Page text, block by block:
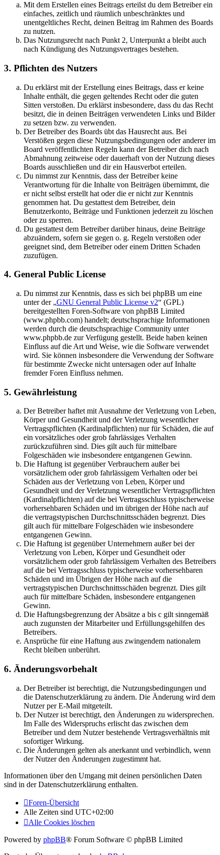
Mit dem Erstellen eines Beitrags erteilst du dem Betreiber ein
einfaches, zeitlich und räumlich unbeschränktes und
unentgeltliches Recht, deinen Beitrag im Rahmen des Boards
zu nutzen.
Das Nutzungsrecht nach Punkt 2, Unterpunkt a bleibt auch
nach Kündigung des Nutzungsvertrages bestehen.
3. Pflichten des Nutzers
Du erklärst mit der Erstellung eines Beitrags, dass er keine
Inhalte enthält, die gegen geltendes Recht oder die guten
Sitten verstoßen. Du erklärst insbesondere, dass du das Recht
besitzt, die in deinen Beiträgen verwendeten Links und Bilder
zu setzen bzw. zu verwenden.
Der Betreiber des Boards übt das Hausrecht aus. Bei
Verstößen gegen diese Nutzungsbedingungen oder anderer im
Board veröffentlichten Regeln kann der Betreiber dich nach
Abmahnung zeitweise oder dauerhaft von der Nutzung dieses
Boards ausschließen und dir ein Hausverbot erteilen.
Du nimmst zur Kenntnis, dass der Betreiber keine
Verantwortung für die Inhalte von Beiträgen übernimmt, die
er nicht selbst erstellt hat oder die er nicht zur Kenntnis
genommen hat. Du gestattest dem Betreiber, dein
Benutzerkonto, Beiträge und Funktionen jederzeit zu löschen
oder zu sperren.
Du gestattest dem Betreiber darüber hinaus, deine Beiträge
abzuändern, sofern sie gegen o. g. Regeln verstoßen oder
geeignet sind, dem Betreiber oder einem Dritten Schaden
zuzufügen.
4. General Public License
Du nimmst zur Kenntnis, dass es sich bei phpBB um eine
unter der „GNU General Public License v2“ (GPL)
bereitgestellten Foren-Software von phpBB Limited
(www.phpbb.com) handelt; deutschsprachige Informationen
werden durch die deutschsprachige Community unter
www.phpbb.de zur Verfügung gestellt. Beide haben keinen
Einfluss auf die Art und Weise, wie die Software verwendet
wird. Sie können insbesondere die Verwendung der Software
für bestimmte Zwecke nicht untersagen oder auf Inhalte
fremder Foren Einfluss nehmen.
5. Gewährleistung
Der Betreiber haftet mit Ausnahme der Verletzung von Leben,
Körper und Gesundheit und der Verletzung wesentlicher
Vertragspflichten (Kardinalpflichten) nur für Schäden, die auf
ein vorsätzliches oder grob fahrlässiges Verhalten
zurückzuführen sind. Dies gilt auch für mittelbare
Folgeschäden wie insbesondere entgangenen Gewinn.
Die Haftung ist gegenüber Verbrauchern außer bei
vorsätzlichem oder grob fahrlässigem Verhalten oder bei
Schäden aus der Verletzung von Leben, Körper und
Gesundheit und der Verletzung wesentlicher Vertragspflichten
(Kardinalpflichten) auf die bei Vertragsschluss typischerweise
vorhersehbaren Schäden und im übrigen der Höhe nach auf
die vertragstypischen Durchschnittsschäden begrenzt. Dies
gilt auch für mittelbare Folgeschäden wie insbesondere
entgangenen Gewinn.
Die Haftung ist gegenüber Unternehmern außer bei der
Verletzung von Leben, Körper und Gesundheit oder
vorsätzlichem oder grob fahrlässigem Verhalten des Betreibers
auf die bei Vertragsschluss typischerweise vorhersehbaren
Schäden und im Übrigen der Höhe nach auf die
vertragstypischen Durchschnittsschäden begrenzt. Dies gilt
auch für mittelbare Schäden, insbesondere entgangenen
Gewinn.
Die Haftungsbegrenzung der Absätze a bis c gilt sinngemäß
auch zugunsten der Mitarbeiter und Erfüllungsgehilfen des
Betreibers.
Ansprüche für eine Haftung aus zwingendem nationalem
Recht bleiben unberührt.
6. Änderungsvorbehalt
Der Betreiber ist berechtigt, die Nutzungsbedingungen und
die Datenschutzerklärung zu ändern. Die Änderung wird dem
Nutzer per E-Mail mitgeteilt.
Der Nutzer ist berechtigt, den Änderungen zu widersprechen.
Im Falle des Widerspruchs erlischt das zwischen dem
Betreiber und dem Nutzer bestehende Vertragsverhältnis mit
sofortiger Wirkung.
Die Änderungen gelten als anerkannt und verbindlich, wenn
der Nutzer den Änderungen zugestimmt hat.
Informationen über den Umgang mit deinen persönlichen Daten
sind in der Datenschutzerklärung enthalten.
Foren-Übersicht
Alle Zeiten sind UTC+02:00
Alle Cookies löschen
Powered by phpBB® Forum Software © phpBB Limited